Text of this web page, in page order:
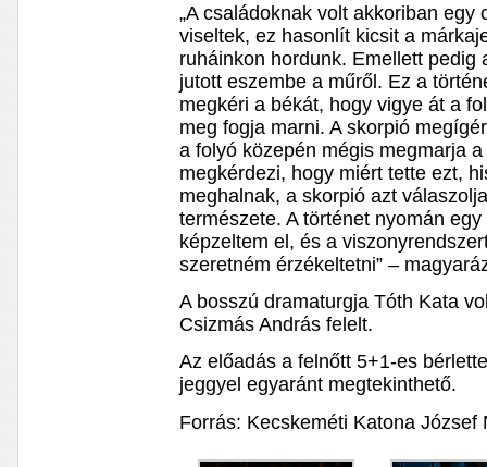
„A családoknak volt akkoriban
viseltek, ez hasonlít kicsit a
ruháinkon hordunk. Emellett
jutott eszembe a műről. Ez a
megkéri a békát, hogy vigye át a
meg fogja marni. A skorpió
a folyó közepén mégis megmarja
megkérdezi, hogy miért tette ezt,
meghalnak, a skorpió azt
természete. A történet nyomán
képzeltem el, és a
szeretném érzékeltetni” –
A bosszú dramaturgja Tóth Kata
Csizmás András felelt.
Az előadás a felnőtt 5+1-es
jeggyel egyaránt megtekinthető.
Forrás: Kecskeméti Katona József